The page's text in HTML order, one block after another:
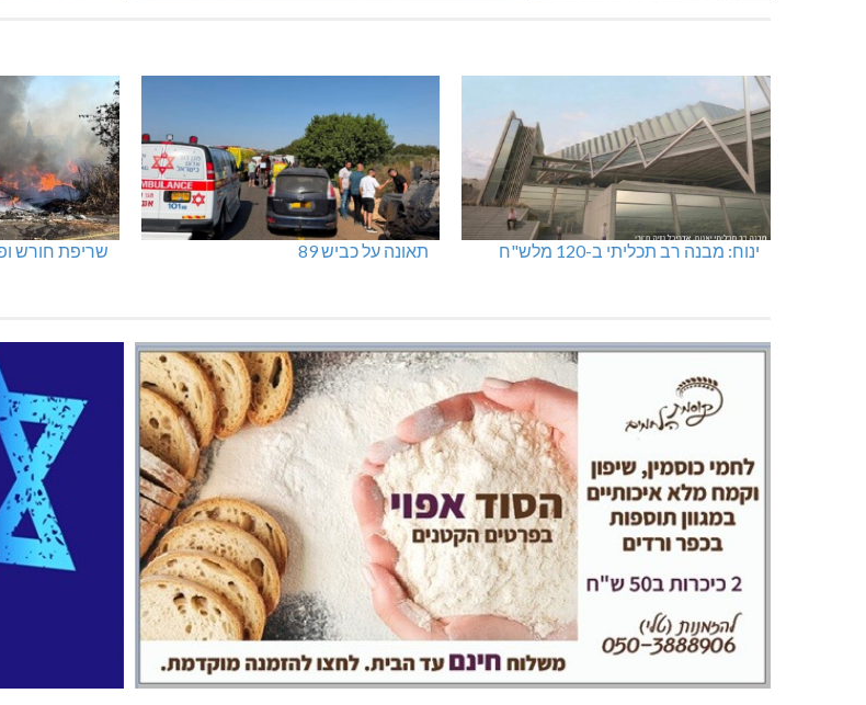
ינוח: מבנה רב תכליתי ב-120 מלש"ח תאונה על כביש 89 שריפת חורש